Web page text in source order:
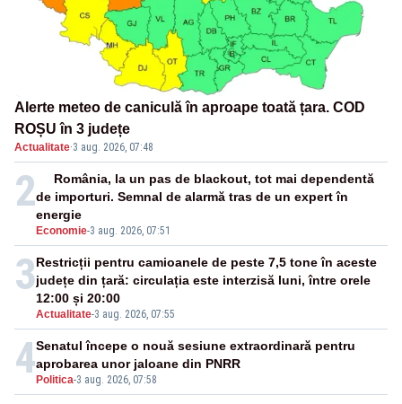
Alerte meteo de caniculă în aproape toată țara. COD
ROȘU în 3 județe
Actualitate·3 aug. 2026, 07:48
2
Economie-3 aug. 2026, 07:51
România, la un pas de blackout, tot mai dependentă
de importuri. Semnal de alarmă tras de un expert în
energie
3
Actualitate-3 aug. 2026, 07:55
Restricții pentru camioanele de peste 7,5 tone în aceste
județe din țară: circulația este interzisă luni, între orele
12:00 și 20:00
4 Politica-3 aug. 2026, 07:58
Senatul începe o nouă sesiune extraordinară pentru
aprobarea unor jaloane din PNRR